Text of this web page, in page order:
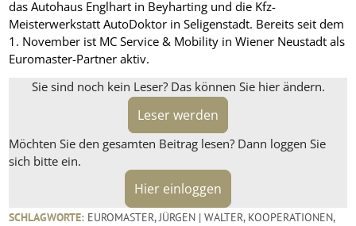
das Autohaus Englhart in Beyharting und die Kfz-
Meisterwerkstatt AutoDoktor in Seligenstadt. Bereits seit dem
1. November ist MC Service & Mobility in Wiener Neustadt als
Euromaster-Partner aktiv.
Sie sind noch kein Leser? Das können Sie hier ändern.
Leser werden
Möchten Sie den gesamten Beitrag lesen? Dann loggen Sie
sich bitte ein.
Hier einloggen
SCHLAGWORTE: EUROMASTER,JÜRGEN | WALTER, KOOPERATIONEN,